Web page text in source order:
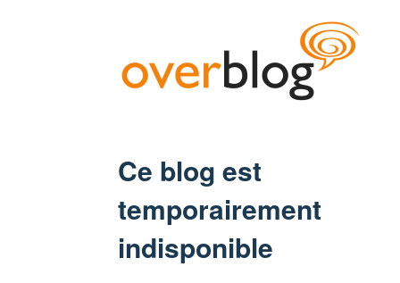
Ce blog est
temporairement
indisponible